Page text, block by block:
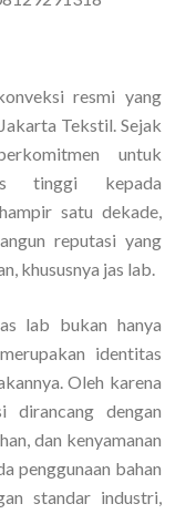
resmi yang
Tekstil. Sejak
untuk
tinggi kepada
satu dekade,
reputasi yang
khususnya jas lab.
lab bukan hanya
identitas
Oleh karena
dengan
dan kenyamanan
penggunaan bahan
standar industri,